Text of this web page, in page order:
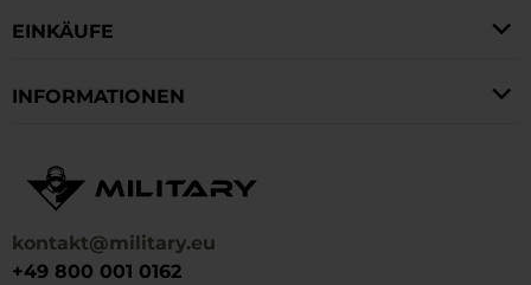
kontakt@military.eu
+49 800 001 0162
EINKÄUFE
INFORMATIONEN